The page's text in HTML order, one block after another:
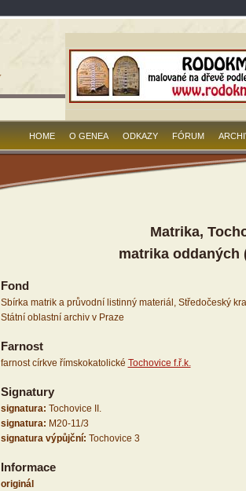
HOME O GENEA ODKAZY FÓRUM
Matrika,
matrika oddaných
Fond
Sbírka matrik a průvodní listinný materiál, Středočeský
Státní oblastní archiv v Praze
Farnost
farnost církve římskokatolické Tochovice f.ř.k.
Signatury
signatura: Tochovice II.
signatura: M20-11/3
signatura výpůjční: Tochovice 3
Informace
originál